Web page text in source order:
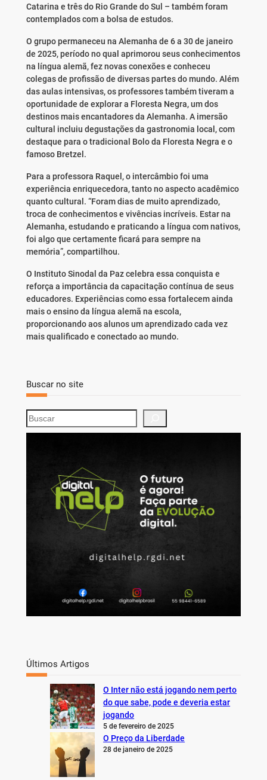
Catarina e três do Rio Grande do Sul – também foram
contemplados com a bolsa de estudos.
O grupo permaneceu na Alemanha de 6 a 30 de janeiro
de 2025, período no qual aprimorou seus conhecimentos
na língua alemã, fez novas conexões e conheceu
colegas de profissão de diversas partes do mundo. Além
das aulas intensivas, os professores também tiveram a
oportunidade de explorar a Floresta Negra, um dos
destinos mais encantadores da Alemanha. A imersão
cultural incluiu degustações da gastronomia local, com
destaque para o tradicional Bolo da Floresta Negra e o
famoso Bretzel.
Para a professora Raquel, o intercâmbio foi uma
experiência enriquecedora, tanto no aspecto acadêmico
quanto cultural. “Foram dias de muito aprendizado,
troca de conhecimentos e vivências incríveis. Estar na
Alemanha, estudando e praticando a língua com nativos,
foi algo que certamente ficará para sempre na
memória”, compartilhou.
O Instituto Sinodal da Paz celebra essa conquista e
reforça a importância da capacitação contínua de seus
educadores. Experiências como essa fortalecem ainda
mais o ensino da língua alemã na escola,
proporcionando aos alunos um aprendizado cada vez
mais qualificado e conectado ao mundo.
Buscar no site
S
e
Últimos Artigos
O Inter não está jogando nem perto
do que sabe, pode e deveria estar
jogando
5 de fevereiro de 2025
O Preço da Liberdade
28 de janeiro de 2025